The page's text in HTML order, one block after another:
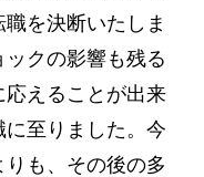
を決断いたしま
クの影響も残る
えることが出来
至りました。今
も、その後の多